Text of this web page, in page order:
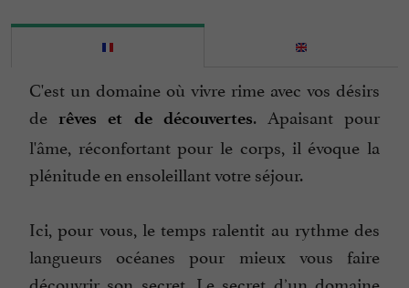
C'est un domaine où vivre rime avec vos désirs
de rêves et de découvertes. Apaisant pour
l'âme, réconfortant pour le corps, il évoque la
plénitude en ensoleillant votre séjour.
Ici, pour vous, le temps ralentit au rythme des
langueurs océanes pour mieux vous faire
découvrir son secret. Le secret dʼun domaine